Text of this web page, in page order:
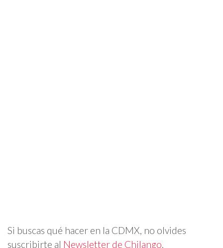
Si buscas qué hacer en la CDMX, no olvides
suscribirte al Newsletter de Chilango.